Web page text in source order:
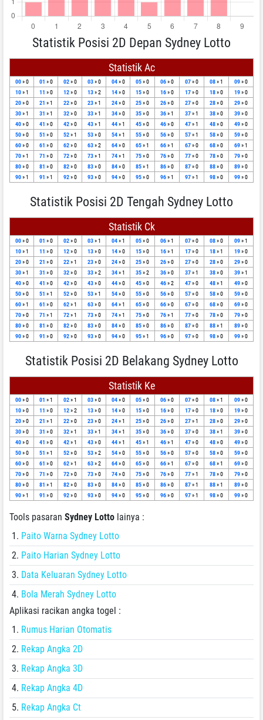
Statistik Posisi 2D Depan Sydney Lotto
Statistik Ac
00» 0 01 » 0 02» 0 03» 0 04» 0 05» 0 06» 0 07» 0 08» 1 09» 0
10» 1 11 » 0 12» 0 13» 2 14» 0 15» 0 16» 0 17» 0 18» 0 19» 0
20» 0 21 » 1 22» 0 23» 1 24» 0 25» 0 26» 0 27» 0 28» 0 29» 0
30» 1 31 » 1 32» 0 33» 1 34» 0 35» 0 36» 1 37» 1 38» 0 39» 0
40» 0 41 » 0 42» 0 43» 1 44» 1 45» 0 46» 0 47» 1 48» 0 49» 0
50» 0 51 » 0 52» 1 53» 0 54» 1 55» 0 56» 0 57» 1 58» 0 59» 0
60» 0 61 » 0 62» 0 63» 2 64» 0 65» 1 66» 1 67» 0 68» 0 69» 1
70» 1 71 » 0 72» 0 73» 1 74» 1 75» 0 76» 0 77» 0 78» 0 79» 0
80» 0 81 » 0 82» 0 83» 0 84» 0 85» 1 86» 0 87» 0 88» 0 89» 0
90» 1 91 » 1 92» 0 93» 0 94» 0 95» 0 96» 1 97» 1 98» 0 99» 0
Statistik Posisi 2D Tengah Sydney Lotto
Statistik Ck
00» 0 01 » 0 02» 0 03» 1 04» 1 05» 0 06» 1 07» 0 08» 0 09» 1
10» 1 11 » 0 12» 0 13» 0 14» 0 15» 0 16» 1 17» 0 18» 1 19» 0
20» 0 21 » 0 22» 1 23» 0 24» 0 25» 0 26» 0 27» 0 28» 0 29» 0
30» 1 31 » 0 32» 0 33» 2 34» 1 35» 2 36» 0 37» 1 38» 0 39» 1
40» 0 41 » 0 42» 0 43» 0 44» 0 45» 0 46» 2 47» 0 48» 1 49» 0
50» 0 51 » 1 52» 0 53» 1 54» 0 55» 0 56» 0 57» 0 58» 0 59» 0
60» 1 61 » 0 62» 1 63» 0 64» 1 65» 0 66» 0 67» 0 68» 0 69» 0
70» 0 71 » 1 72» 1 73» 0 74» 1 75» 0 76» 1 77» 0 78» 0 79» 0
80» 0 81 » 0 82» 0 83» 0 84» 0 85» 0 86» 0 87» 0 88» 1 89» 0
90» 0 91 » 0 92» 0 93» 0 94» 0 95» 1 96» 0 97» 0 98» 0 99» 0
Statistik Posisi 2D Belakang Sydney Lotto
Statistik Ke
00» 0 01 » 1 02» 1 03» 0 04» 0 05» 0 06» 0 07» 0 08» 1 09» 0
10» 0 11 » 0 12» 2 13» 0 14» 0 15» 0 16» 0 17» 0 18» 0 19» 0
20» 0 21 » 1 22» 0 23» 0 24» 1 25» 0 26» 0 27» 1 28» 0 29» 0
30» 0 31 » 0 32» 1 33» 1 34» 1 35» 0 36» 0 37» 0 38» 1 39» 0
40» 0 41 » 0 42» 1 43» 0 44» 1 45» 1 46» 1 47» 0 48» 0 49» 0
50» 0 51 » 1 52» 0 53» 2 54» 0 55» 0 56» 0 57» 0 58» 0 59» 0
60» 0 61 » 0 62» 1 63» 2 64» 0 65» 0 66» 1 67» 0 68» 1 69» 0
70» 0 71 » 0 72» 0 73» 0 74» 0 75» 0 76» 0 77» 1 78» 0 79» 0
80» 0 81 » 1 82» 0 83» 0 84» 0 85» 0 86» 0 87» 1 88» 1 89» 0
90» 1 91 » 0 92» 0 93» 0 94» 0 95» 0 96» 0 97» 1 98» 0 99» 0
Tools pasaran Sydney Lotto lainya :
Paito Warna Sydney Lotto
Paito Harian Sydney Lotto
Data Keluaran Sydney Lotto
Bola Merah Sydney Lotto
Aplikasi racikan angka togel :
Rumus Harian Otomatis
Rekap Angka 2D
Rekap Angka 3D
Rekap Angka 4D
Rekap Angka Ct